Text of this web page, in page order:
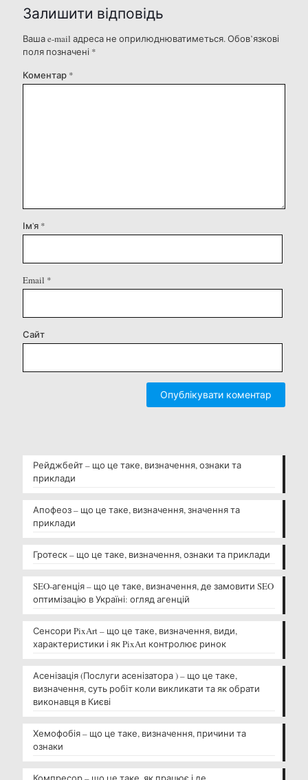
Залишити відповідь
Ваша e-mail адреса не оприлюднюватиметься.Обов’язкові
поля позначені *
Коментар *
Ім'я *
Email *
Сайт
Рейджбейт – що це таке, визначення, ознаки та
приклади
Апофеоз – що це таке, визначення, значення та
приклади
Гротеск – що це таке, визначення, ознаки та приклади
SEO-агенція – що це таке, визначення, де замовити SEO
оптимізацію в Україні: огляд агенцій
Сенсори PixArt – що це таке, визначення, види,
характеристики і як PixArt контролює ринок
Асенізація (Послуги асенізатора ) – що це таке,
визначення, суть робіт коли викликати та як обрати
виконавця в Києві
Хемофобія – що це таке, визначення, причини та
ознаки